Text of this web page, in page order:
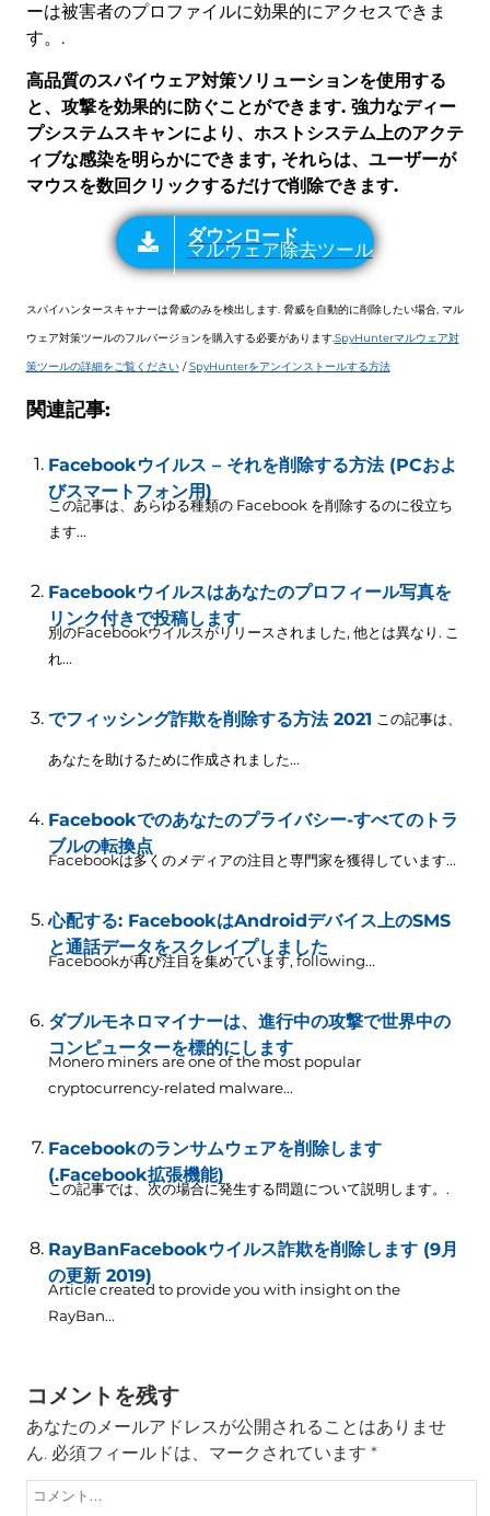
ーは被害者のプロファイルに効果的にアクセスできま
す。.
高品質のスパイウェア対策ソリューションを使用する
と、攻撃を効果的に防ぐことができます. 強力なディー
プシステムスキャンにより、ホストシステム上のアクテ
ィブな感染を明らかにできます, それらは、ユーザーが
マウスを数回クリックするだけで削除できます.
スパイハンタースキャナーは脅威のみを検出します. 脅威を自動的に削除したい場合, マル
ウェア対策ツールのフルバージョンを購入する必要があります.SpyHunterマルウェア対
策ツールの詳細をご覧ください/SpyHunterをアンインストールする方法
関連記事:
Facebookウイルス – それを削除する方法 (PCおよ
びスマートフォン用)
この記事は、あらゆる種類の Facebook を削除するのに役立ち
ます...
Facebookウイルスはあなたのプロフィール写真を
リンク付きで投稿します
別のFacebookウイルスがリリースされました, 他とは異なり. こ
れ...
でフィッシング詐欺を削除する方法 2021 この記事は、
あなたを助けるために作成されました...
Facebookでのあなたのプライバシー-すべてのトラ
ブルの転換点
Facebookは多くのメディアの注目と専門家を獲得しています...
心配する: FacebookはAndroidデバイス上のSMS
と通話データをスクレイプしました
Facebookが再び注目を集めています, following...
ダブルモネロマイナーは、進行中の攻撃で世界中の
コンピューターを標的にします
Monero miners are one of the most popular
cryptocurrency-related malware...
Facebookのランサムウェアを削除します
(.Facebook拡張機能)
この記事では、次の場合に発生する問題について説明します。.
RayBanFacebookウイルス詐欺を削除します (9月
の更新 2019)
Article created to provide you with insight on the
RayBan...
コメントを残す
あなたのメールアドレスが公開されることはありませ
ん. 必須フィールドは、マークされています *